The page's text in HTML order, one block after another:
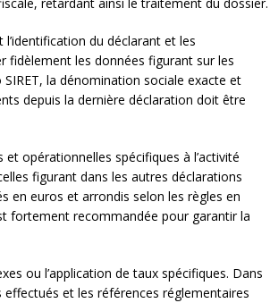
du déclarant et les
fidèlement les données figurant sur les
la dénomination sociale exacte et
depuis la dernière déclaration doit être
opérationnelles spécifiques à l’activité
figurant dans les autres déclarations
en euros et arrondis selon les règles en
fortement recommandée pour garantir la
ou l’application de taux spécifiques. Dans
et les références réglementaires